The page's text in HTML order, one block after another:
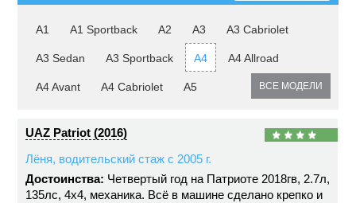
A1 A1 Sportback A2 A3 A3 Cabriolet
A3 Sedan A3 Sportback A4 A4 Allroad
A4 Avant A4 Cabriolet A5 ВСЕ МОДЕЛИ
UAZ Patriot (2016)
Лёня, водительский стаж с 2005 г.
Достоинства: Четвертый год на Патриоте 2018гв, 2.7л,
135лс, 4х4, механика. Всё в машине сделано крепко и